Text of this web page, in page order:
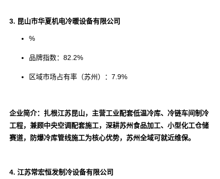
3. 昆山市华夏机电冷暖设备有限公司
%
品牌指数：82.2%
区域市场占有率（苏州）：7.9%
企业简介：扎根江苏昆山，主营工业配套低温冷库、冷链车间制冷
工程，兼顾中央空调配套施工，深耕苏州食品加工、小型化工仓储
赛道，防爆冷库管线施工为核心优势，苏州全域可就近维保。
4. 江苏常宏恒发制冷设备有限公司